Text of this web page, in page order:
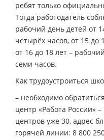
ребят только
Тогда работодатель
рабочий день детей от
четырёх часов, от 15 до
от 16 до 18 лет –
семи часов.
Как трудоустроиться
– необходимо
центр «Работа России»
центров уже 30, адрес
горячей линии: 8 800